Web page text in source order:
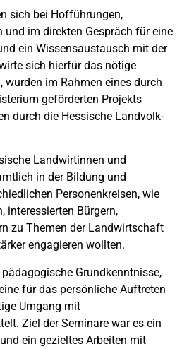
sich bei Hofführungen,
im direkten Gespräch für eine
ein Wissensaustausch mit der
sich hierfür das nötige
wurden im Rahmen eines durch
geförderten Projekts
durch die Hessische Landvolk-
Landwirtinnen und
in der Bildung und
Personenkreisen, wie
interessierten Bürgern,
zu Themen der Landwirtschaft
engagieren wollten.
Grundkenntnisse,
für das persönliche Auftreten
Umgang mit
Ziel der Seminare war es ein
ein gezieltes Arbeiten mit